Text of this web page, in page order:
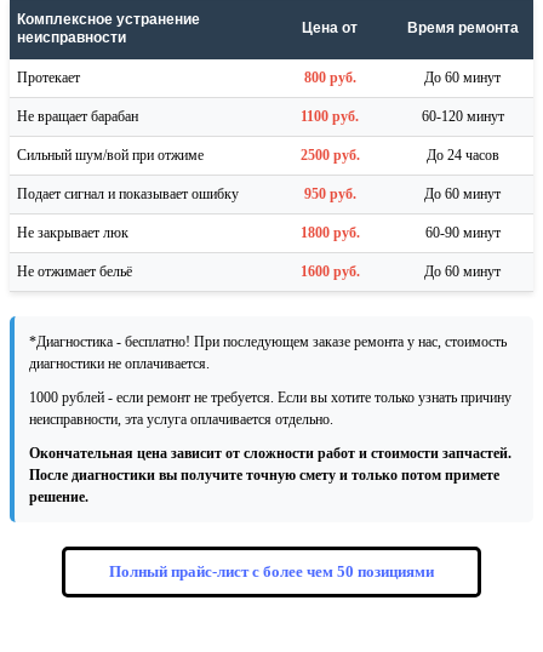
Комплексное устранение
неисправности
Цена от Время ремонта
Протекает 800 руб. До 60 минут
Не вращает барабан 1100 руб. 60-120 минут
Сильный шум/вой при отжиме 2500 руб. До 24 часов
Подает сигнал и показывает ошибку 950 руб. До 60 минут
Не закрывает люк 1800 руб. 60-90 минут
Не отжимает бельё 1600 руб. До 60 минут
*Диагностика - бесплатно! При последующем заказе ремонта у нас, стоимость
диагностики не оплачивается.
1000 рублей - если ремонт не требуется. Если вы хотите только узнать причину
неисправности, эта услуга оплачивается отдельно.
Окончательная цена зависит от сложности работ и стоимости запчастей.
После диагностики вы получите точную смету и только потом примете
решение.
Полный прайс-лист с более чем 50 позициями